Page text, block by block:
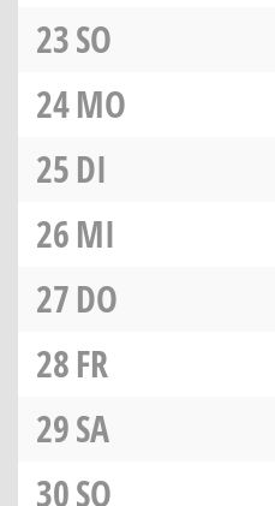
23SO
24MO
25DI
26MI
27DO
28FR
29SA
30SO